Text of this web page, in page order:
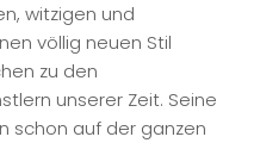
witzigen und
völlig neuen Stil
zu den
unserer Zeit. Seine
schon auf der ganzen